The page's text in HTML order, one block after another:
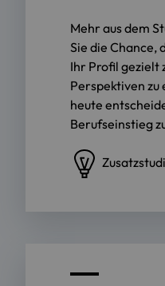
Mehr aus dem
Sie die Chance,
Ihr Profil gezielt
Perspektiven zu
heute
Berufseinstieg